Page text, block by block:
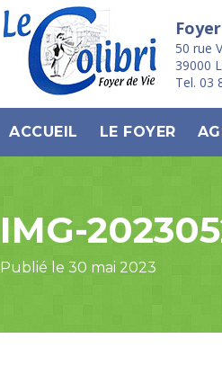
50 rue
39000
Tel. 03
ACCUEIL LE FOYER
IMG-
Publié le 30 mai 2023